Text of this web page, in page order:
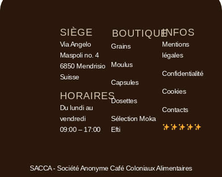
SIÈGE
Via Angelo
Maspoli no. 4
6850 Mendrisio
Suisse
HORAIRES
Du lundi au
vendredi
09:00 – 17:00
BOUTIQUE
Grains
Moulus
Capsules
Dosettes
Sélection Moka
Efti
INFOS
Mentions
légales
Confidentialité
Cookies
Contacts
SACCA - Société Anonyme Café Coloniaux Alimentaires